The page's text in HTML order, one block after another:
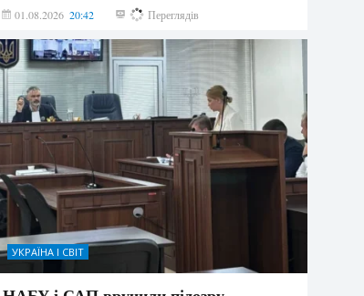
01.08.2026 20:42 179 Переглядів
УКРАЇНА І СВІТ